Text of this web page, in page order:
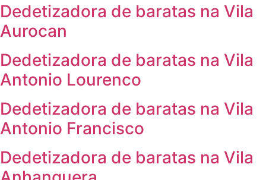
Dedetizadora de baratas na Vila
Aurocan
Dedetizadora de baratas na Vila
Antonio Lourenco
Dedetizadora de baratas na Vila
Antonio Francisco
Dedetizadora de baratas na Vila